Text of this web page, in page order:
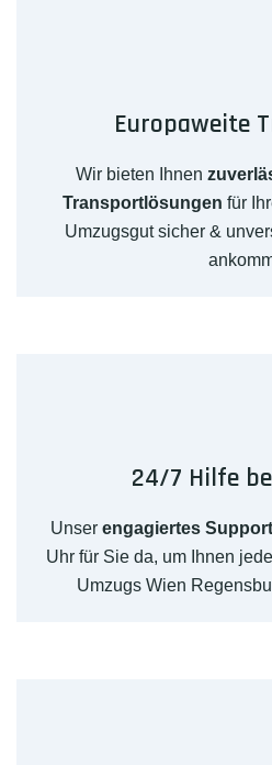
Europaweite
Wir bieten Ihnen
Transportlösungen für
Umzugsgut sicher &
24/7 Hilfe
Unser engagiertes
Uhr für Sie da, um Ihnen
Umzugs Wien